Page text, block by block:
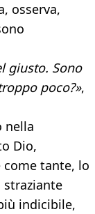
osserva,
giusto. Sono
poco?»,
nella
Dio,
come tante, lo
straziante
indicibile,